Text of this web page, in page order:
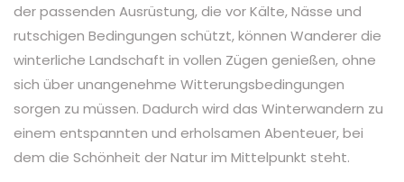
der passenden Ausrüstung, die vor Kälte, Nässe und
rutschigen Bedingungen schützt, können Wanderer die
winterliche Landschaft in vollen Zügen genießen, ohne
sich über unangenehme Witterungsbedingungen
sorgen zu müssen. Dadurch wird das Winterwandern zu
einem entspannten und erholsamen Abenteuer, bei
dem die Schönheit der Natur im Mittelpunkt steht.